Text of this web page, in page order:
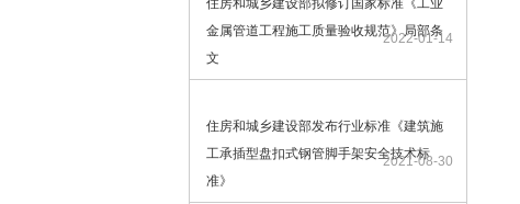
住房和城乡建设部拟修订国家标准《工业
金属管道工程施工质量验收规范》局部条
文
2022-01-14
住房和城乡建设部发布行业标准《建筑施
工承插型盘扣式钢管脚手架安全技术标
准》
2021-08-30